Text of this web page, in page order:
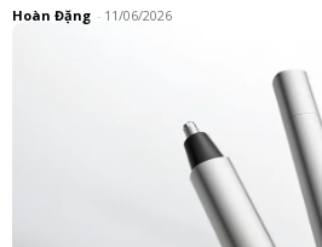
Xiaomi Band 10 Pro sắp có bản
Hoàn Đặng - 11/06/2026